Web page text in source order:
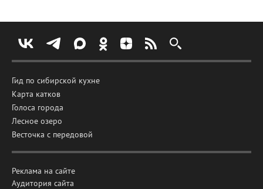
Гид по сибирской кухне
Карта катков
Голоса города
Лесное озеро
Весточка с передовой
Реклама на сайте
Аудитория сайта